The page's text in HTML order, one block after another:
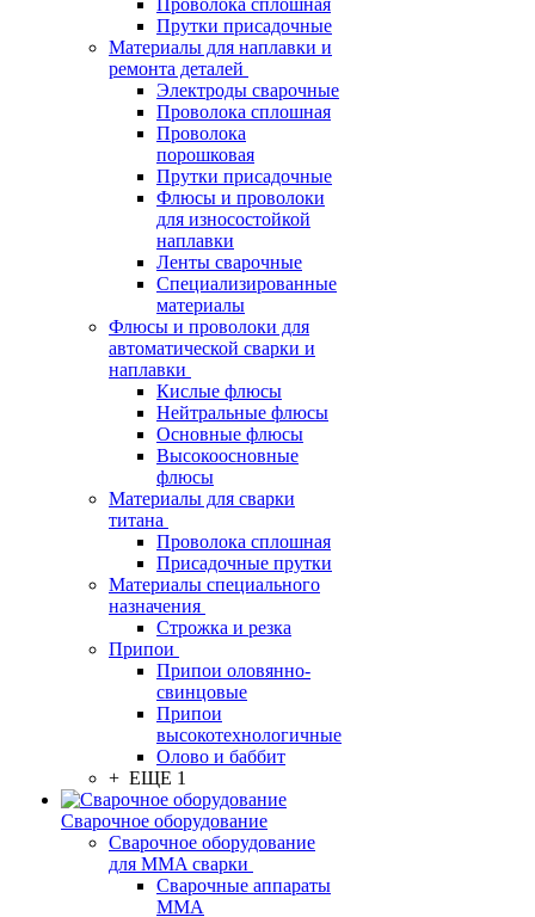
Проволока сплошная
Прутки присадочные
Материалы для наплавки и
ремонта деталей
Электроды сварочные
Проволока сплошная
Проволока
порошковая
Прутки присадочные
Флюсы и проволоки
для износостойкой
наплавки
Ленты сварочные
Специализированные
материалы
Флюсы и проволоки для
автоматической сварки и
наплавки
Кислые флюсы
Нейтральные флюсы
Основные флюсы
Высокоосновные
флюсы
Материалы для сварки
титана
Проволока сплошная
Присадочные прутки
Материалы специального
назначения
Строжка и резка
Припои
Припои оловянно-
свинцовые
Припои
высокотехнологичные
Олово и баббит
+ ЕЩЕ 1
Сварочное оборудование
Сварочное оборудование
для MMA сварки
Сварочные аппараты
MMA